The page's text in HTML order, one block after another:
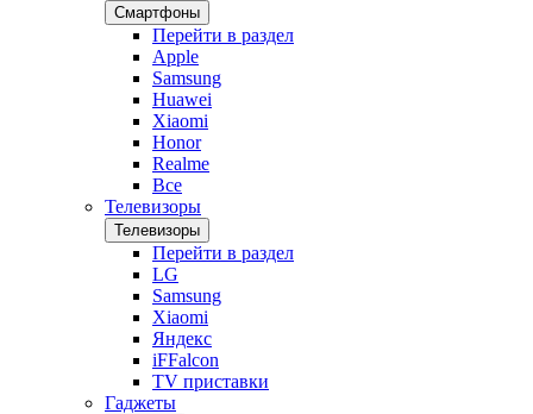
Смартфоны
Перейти в раздел
Apple
Samsung
Huawei
Xiaomi
Honor
Realme
Все
Телевизоры
Телевизоры
Перейти в раздел
LG
Samsung
Xiaomi
Яндекс
iFFalcon
TV приставки
Гаджеты